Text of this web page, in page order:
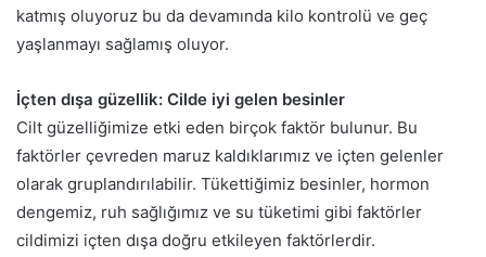
katmış oluyoruz bu da devamında kilo kontrolü ve geç
yaşlanmayı sağlamış oluyor.
İçten dışa güzellik: Cilde iyi gelen besinler
Cilt güzelliğimize etki eden birçok faktör bulunur. Bu
faktörler çevreden maruz kaldıklarımız ve içten gelenler
olarak gruplandırılabilir. Tükettiğimiz besinler, hormon
dengemiz, ruh sağlığımız ve su tüketimi gibi faktörler
cildimizi içten dışa doğru etkileyen faktörlerdir.